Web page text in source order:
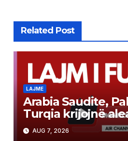
Related Post
LAJME
Arabia Saudite,
Turqia krijojnë
përbashkët
modelit të NATO-s
AUG 7, 2026